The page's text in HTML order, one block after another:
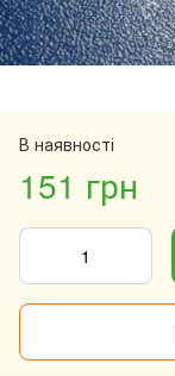
В наявності
151 грн